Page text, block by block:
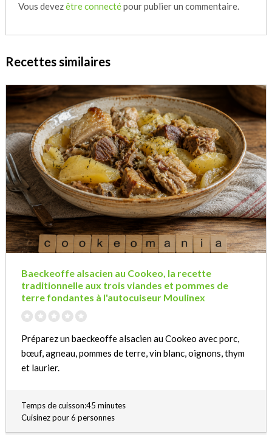
Vous devezêtre connectépour publier un commentaire.
Recettes similaires
Baeckeoffe alsacien au Cookeo, la recette
traditionnelle aux trois viandes et pommes de
terre fondantes à l'autocuiseur Moulinex
Préparez un baeckeoffe alsacien au Cookeo avec porc,
bœuf, agneau, pommes de terre, vin blanc, oignons, thym
et laurier.
Temps de cuisson:45 minutes
Cuisinez pour 6 personnes